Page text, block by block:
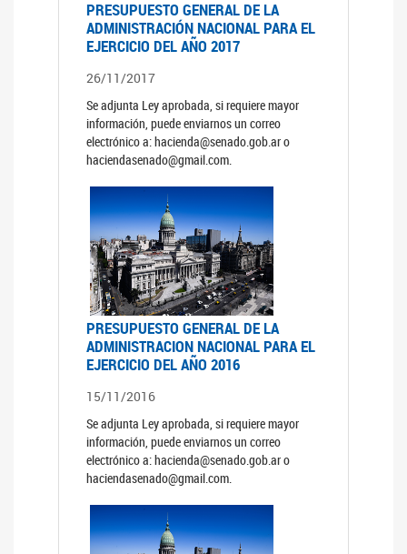
PRESUPUESTO GENERAL DE LA
ADMINISTRACIÓN NACIONAL PARA EL
EJERCICIO DEL AÑO 2017
26/11/2017
Se adjunta Ley aprobada, si requiere mayor
información, puede enviarnos un correo
electrónico a: hacienda@senado.gob.ar o
haciendasenado@gmail.com.
PRESUPUESTO GENERAL DE LA
ADMINISTRACION NACIONAL PARA EL
EJERCICIO DEL AÑO 2016
15/11/2016
Se adjunta Ley aprobada, si requiere mayor
información, puede enviarnos un correo
electrónico a: hacienda@senado.gob.ar o
haciendasenado@gmail.com.